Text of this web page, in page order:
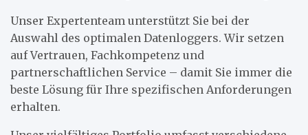
Unser Expertenteam unterstützt Sie bei der
Auswahl des optimalen Datenloggers. Wir setzen
auf Vertrauen, Fachkompetenz und
partnerschaftlichen Service – damit Sie immer die
beste Lösung für Ihre spezifischen Anforderungen
erhalten.